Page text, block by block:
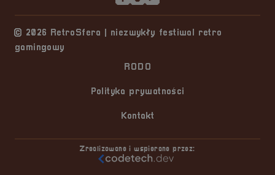
© 2026 RetroSfera | niezwykły festiwal retro
gamingowy
RODO
Polityka prywatności
Kontakt
Zrealizowane i wspierane przez: